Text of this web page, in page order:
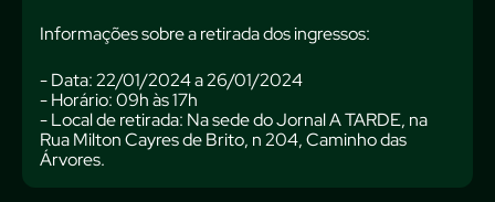
Informações sobre a retirada dos ingressos:
- Data: 22/01/2024 a 26/01/2024
- Horário: 09h às 17h
- Local de retirada: Na sede do Jornal A TARDE, na
Rua Milton Cayres de Brito, n 204, Caminho das
Árvores.